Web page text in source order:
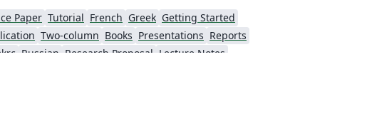
Paper Tutorial French Greek Getting Started
Two-column Books Presentations Reports
Russian Research Proposal Lecture Notes